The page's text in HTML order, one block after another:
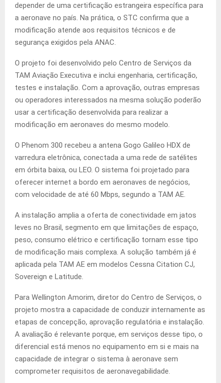
depender de uma certificação estrangeira específica para
a aeronave no país. Na prática, o STC confirma que a
modificação atende aos requisitos técnicos e de
segurança exigidos pela ANAC.
O projeto foi desenvolvido pelo Centro de Serviços da
TAM Aviação Executiva e inclui engenharia, certificação,
testes e instalação. Com a aprovação, outras empresas
ou operadores interessados na mesma solução poderão
usar a certificação desenvolvida para realizar a
modificação em aeronaves do mesmo modelo.
O Phenom 300 recebeu a antena Gogo Galileo HDX de
varredura eletrônica, conectada a uma rede de satélites
em órbita baixa, ou LEO. O sistema foi projetado para
oferecer internet a bordo em aeronaves de negócios,
com velocidade de até 60 Mbps, segundo a TAM AE.
A instalação amplia a oferta de conectividade em jatos
leves no Brasil, segmento em que limitações de espaço,
peso, consumo elétrico e certificação tornam esse tipo
de modificação mais complexa. A solução também já é
aplicada pela TAM AE em modelos Cessna Citation CJ,
Sovereign e Latitude.
Para Wellington Amorim, diretor do Centro de Serviços, o
projeto mostra a capacidade de conduzir internamente as
etapas de concepção, aprovação regulatória e instalação.
A avaliação é relevante porque, em serviços desse tipo, o
diferencial está menos no equipamento em si e mais na
capacidade de integrar o sistema à aeronave sem
comprometer requisitos de aeronavegabilidade.